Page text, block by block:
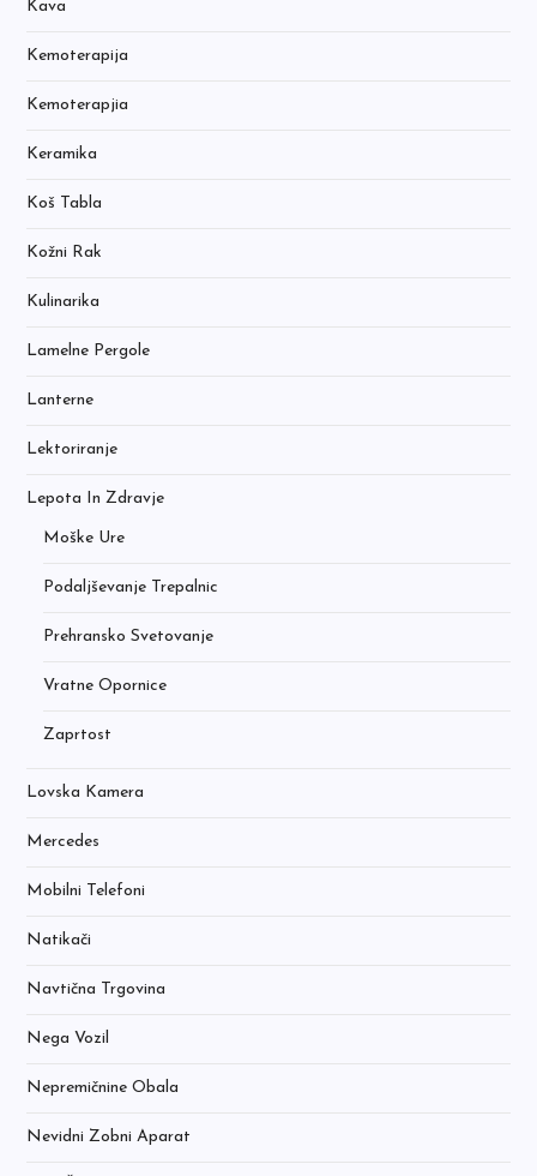
Kava
Kemoterapija
Kemoterapjia
Keramika
Koš Tabla
Kožni Rak
Kulinarika
Lamelne Pergole
Lanterne
Lektoriranje
Lepota In Zdravje
Moške Ure
Podaljševanje Trepalnic
Prehransko Svetovanje
Vratne Opornice
Zaprtost
Lovska Kamera
Mercedes
Mobilni Telefoni
Natikači
Navtična Trgovina
Nega Vozil
Nepremičnine Obala
Nevidni Zobni Aparat